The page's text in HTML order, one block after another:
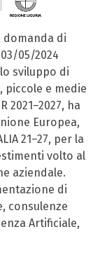
domanda di
05/2024
sviluppo di
e medie
2021–2027, ha
Europea,
21–27, per la
volto al
aziendale.
di
consulenze
Artificiale,